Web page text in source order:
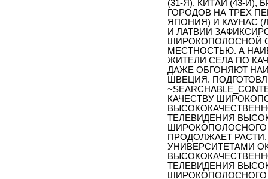
(31-Я), КИТАЙ (43-Й),
ГОРОДОВ НА ТРЕХ
ЯПОНИЯ) И КАУНАС
И ЛАТВИИ
ШИРОКОПОЛОСНОЙ
МЕСТНОСТЬЮ. А
ЖИТЕЛИ СЕЛА ПО
ДАЖЕ ОБГОНЯЮТ
ШВЕЦИЯ.
КАЧЕСТВУ
ТЕЛЕВИДЕНИЯ
ПРОДОЛЖАЕТ
УНИВЕРСИТЕТАМИ
ТЕЛЕВИДЕНИЯ